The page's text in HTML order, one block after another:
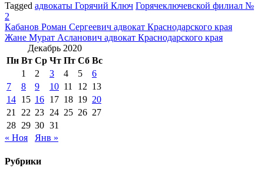
Tagged адвокаты Горячий Ключ Горячеключевской филиал №
2
Навигация
по
записям
Кабанов Роман Сергеевич адвокат Краснодарского края
Жане Мурат Асланович адвокат Краснодарского края
Декабрь 2020
Пн Вт Ср Чт Пт Сб Вс
1
2 3 4 5
6
7
8 9 10 11 12 13
14 15 16 17 18 19 20
21
22 23 24 25 26 27
28 29 30 31
« Ноя
Янв »
Рубрики